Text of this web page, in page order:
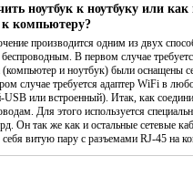
ноутбук к ноутбуку или как
компьютеру?
производится одним из двух
В первом случае
(компьютер и ноутбук) были оснащены
случае требуется адаптер WiFi в
USB или встроенный). Итак, как
Для этого используется
Он так же как и остальные сетевые
себя витую пару с разъемами RJ-45 на